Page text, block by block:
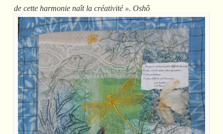
de cette harmonie naît la créativité ». Oshô